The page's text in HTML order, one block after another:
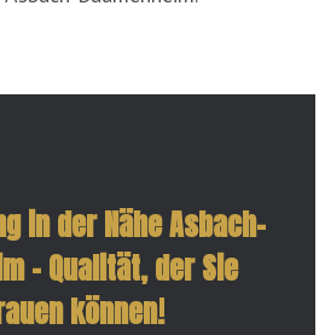
in der Nähe Asbach-
– Qualität, der Sie
können!